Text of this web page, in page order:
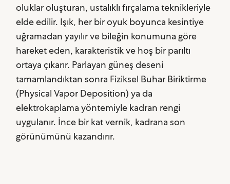
oluklar oluşturan, ustalıklı fırçalama teknikleriyle
elde edilir. Işık, her bir oyuk boyunca kesintiye
uğramadan yayılır ve bileğin konumuna göre
hareket eden, karakteristik ve hoş bir parıltı
ortaya çıkarır. Parlayan güneş deseni
tamamlandıktan sonra Fiziksel Buhar Biriktirme
(Physical Vapor Deposition) ya da
elektrokaplama yöntemiyle kadran rengi
uygulanır. İnce bir kat vernik, kadrana son
görünümünü kazandırır.